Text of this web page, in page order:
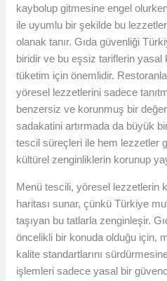
kaybolup gitmesine engel
ile uyumlu bir şekilde bu
olanak tanır. Gıda güvenliği
biridir ve bu eşsiz tariflerin yasal
tüketim için önemlidir.
yöresel lezzetlerini sadece
benzersiz ve korunmuş bir
sadakatini artırmada da büyük
tescil süreçleri ile hem lezzetler
kültürel zenginliklerin korunup
Menü tescili, yöresel lezzetlerin
haritası sunar, çünkü Türkiye
taşıyan bu tatlarla zenginleşir.
öncelikli bir konuda olduğu için,
kalite standartlarını
işlemleri sadece yasal bir